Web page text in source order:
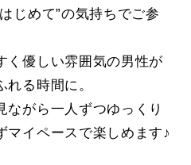
じめて”の気持ちでご参
く優しい雰囲気の男性が
る時間に。
ながら一人ずつゆっくり
マイペースで楽しめます♪